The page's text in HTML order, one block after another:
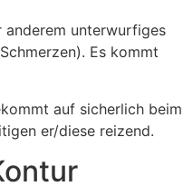
anderem unterwurfiges
Es kommt
auf sicherlich beim
er/diese reizend.